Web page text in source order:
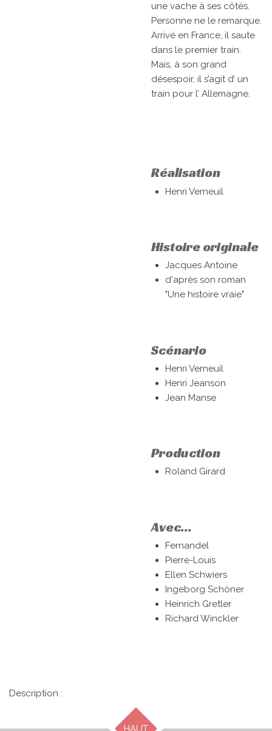
une vache à ses côtés.
Personne ne le remarque.
Arrivé en France, il saute
dans le premier train.
Mais, à son grand
désespoir, il s’agit d’ un
train pour l’ Allemagne.
Réalisation
Henri Verneuil
Histoire originale
Jacques Antoine
d'après son roman
"Une histoire vraie"
Scénario
Henri Verneuil
Henri Jeanson
Jean Manse
Production
Roland Girard
Avec...
Fernandel
Pierre-Louis
Ellen Schwiers
Ingeborg Schöner
Heinrich Gretler
Richard Winckler
Description :
HAUT